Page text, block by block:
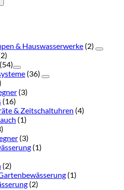
& Hauswasserwerke (2)
(54)
(36)
(3)
(16)
& Zeitschaltuhren (4)
(1)
(3)
(1)
(2)
(1)
(2)